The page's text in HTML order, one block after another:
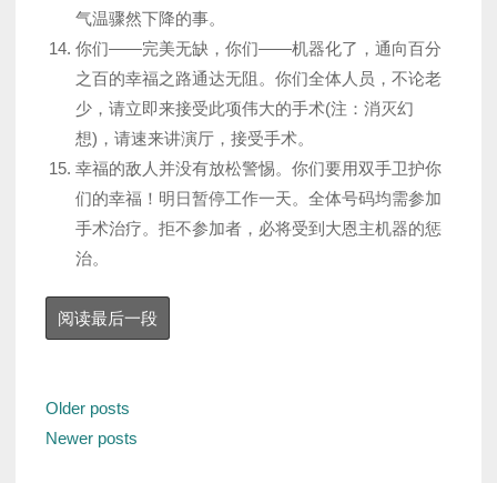
气温骤然下降的事。
你们——完美无缺，你们——机器化了，通向百分
之百的幸福之路通达无阻。你们全体人员，不论老
少，请立即来接受此项伟大的手术(注：消灭幻
想)，请速来讲演厅，接受手术。
幸福的敌人并没有放松警惕。你们要用双手卫护你
们的幸福！明日暂停工作一天。全体号码均需参加
手术治疗。拒不参加者，必将受到大恩主机器的惩
治。
阅读最后一段
Posts
navigation
Older posts
Newer posts